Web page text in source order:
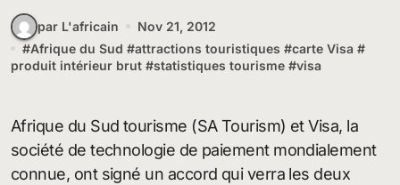
par L'africain
Nov 21, 2012
#Afrique du Sud #attractions touristiques #carte Visa #
produit intérieur brut #statistiques tourisme #visa
Afrique du Sud tourisme (SA Tourism) et Visa, la
société de technologie de paiement mondialement
connue, ont signé un accord qui verra les deux